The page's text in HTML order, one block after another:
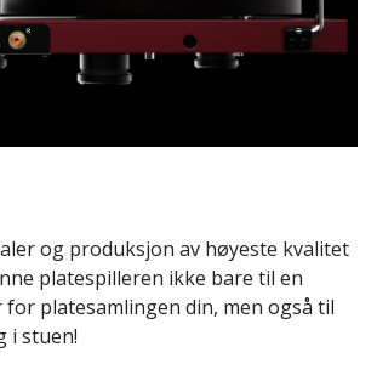
og produksjon av høyeste kvalitet
platespilleren ikke bare til en
platesamlingen din, men også til
i stuen!